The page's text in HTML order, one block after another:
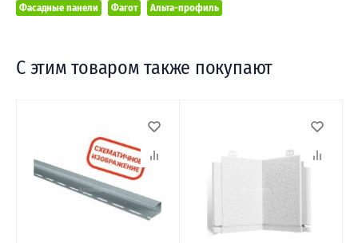
Фасадные панели Фагот Альта-профиль
С этим товаром также покупают